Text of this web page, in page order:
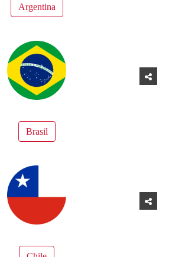
Argentina
Brasil